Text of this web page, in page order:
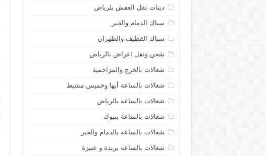
دينات نقل العفش بلرياض
سباك الدمام والخبر
سباك القطيف والظهران
شحن ونقل اغراض بالرياض
شغالات بالخرج والمزاحمية
شغالات بالساعة أبها وخميس مشيط
شغالات بالساعة بالرياض
شغالات بالساعة بتبوك
شغالات بالساعه بالدمام والخبر
شغالات بالساعه بريدة و عنيزة